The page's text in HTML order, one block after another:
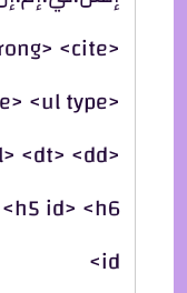
<cite>
<ul type>
<dt> <dd>
id> <h6
id>